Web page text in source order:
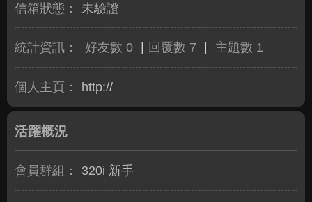
信箱狀態： 未驗證
統計資訊： 好友數 0 回覆數 7 主題數 1
個人主頁： http://
活躍概況
會員群組： 320i 新手